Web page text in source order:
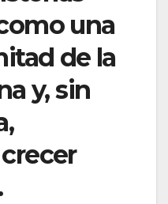
una
de la
y, sin